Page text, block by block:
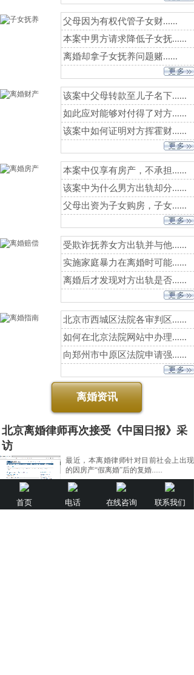
父母因为有权代管子女财......
本案中男方请求降低子女抚......
离婚却拿子女抚养问题赌......
该案中父母转款至儿子名下......
如此应对能够对付得了对方......
该案中如何证明对方挥霍财......
本案中仅享有房产，不承担......
该案中为什么男方出轨却分......
父母出资为子女购房，子女......
受欺诈抚养女方出轨并与他......
实施家庭暴力在离婚时可能......
离婚后才发现对方出轨是否......
北京市西城区法院各审判区......
如何在北京法院网站中办理......
向郑州市中原区法院申请强......
离婚资讯
北京离婚律师再次接受《中国日报》采
访
最近，本离婚律师针对目前社会上出现
的因房产“假离婚”后的复婚......
首页 电话 在线咨询 联系我们